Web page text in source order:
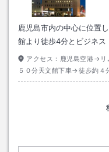
鹿児島市内の中心に位置
館より徒歩4分とビジネス
アクセス： 鹿児島空港→リ
５０分天文館下車→徒歩約４